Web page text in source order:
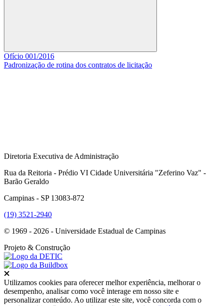
Buscar
Ofício 001/2016
Padronização de rotina dos contratos de licitação
Diretoria Executiva de Administração
Rua da Reitoria - Prédio VI Cidade Universitária "Zeferino Vaz" -
Barão Geraldo
Campinas - SP 13083-872
(19) 3521-2940
© 1969 - 2026 - Universidade Estadual de Campinas
Projeto & Construção
Utilizamos cookies para oferecer melhor experiência, melhorar o
desempenho, analisar como você interage em nosso site e
personalizar conteúdo. Ao utilizar este site, você concorda com o